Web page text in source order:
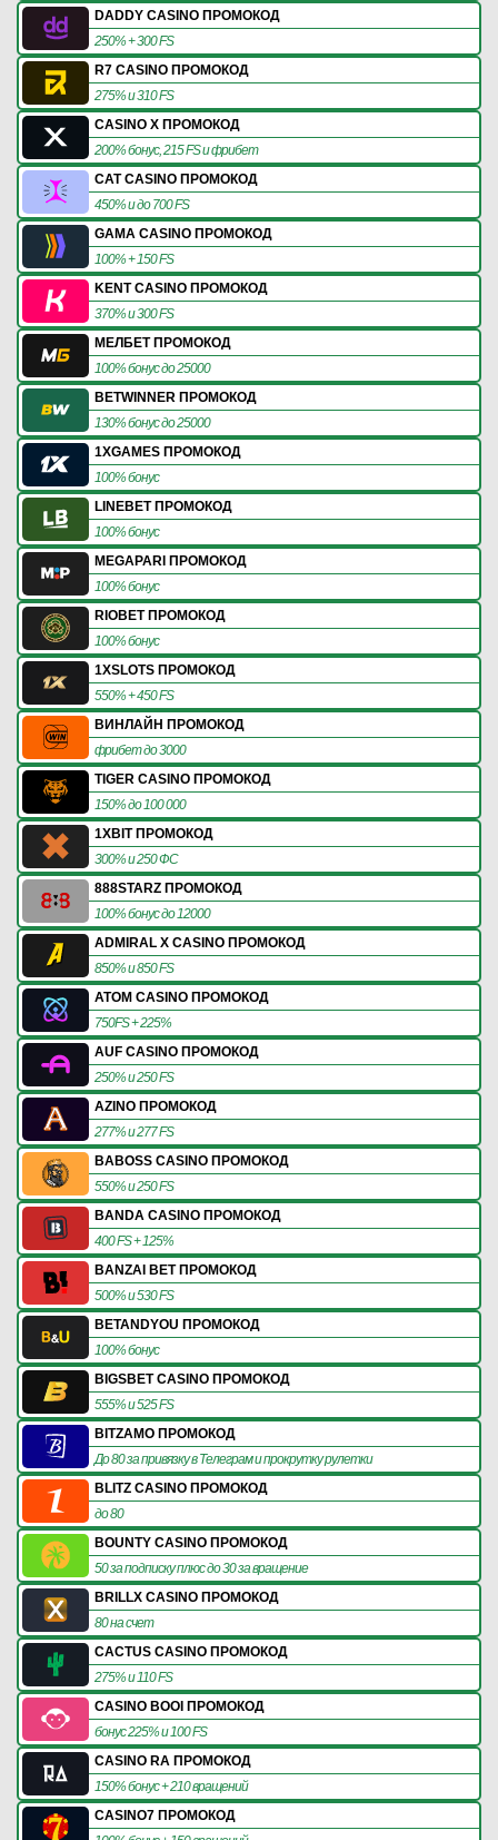
DADDY CASINO ПРОМОКОД
250% + 300 FS
R7 CASINO ПРОМОКОД
275% и 310 FS
CASINO X ПРОМОКОД
200% бонус, 215 FS и фрибет
CAT CASINO ПРОМОКОД
450% и до 700 FS
GAMA CASINO ПРОМОКОД
100% + 150 FS
KENT CASINO ПРОМОКОД
370% и 300 FS
МЕЛБЕТ ПРОМОКОД
100% бонус до 25000
BETWINNER ПРОМОКОД
130% бонус до 25000
1XGAMES ПРОМОКОД
100% бонус
LINEBET ПРОМОКОД
100% бонус
MEGAPARI ПРОМОКОД
100% бонус
RIOBET ПРОМОКОД
100% бонус
1XSLOTS ПРОМОКОД
550% + 450 FS
ВИНЛАЙН ПРОМОКОД
фрибет до 3000
TIGER CASINO ПРОМОКОД
150% до 100 000
1XBIT ПРОМОКОД
300% и 250 ФС
888STARZ ПРОМОКОД
100% бонус до 12000
ADMIRAL X CASINO ПРОМОКОД
850% и 850 FS
ATOM CASINO ПРОМОКОД
750FS + 225%
AUF CASINO ПРОМОКОД
250% и 250 FS
AZINO ПРОМОКОД
277% и 277 FS
BABOSS CASINO ПРОМОКОД
550% и 250 FS
BANDA CASINO ПРОМОКОД
400 FS + 125%
BANZAI BET ПРОМОКОД
500% и 530 FS
BETANDYOU ПРОМОКОД
100% бонус
BIGSBET CASINO ПРОМОКОД
555% и 525 FS
BITZAMO ПРОМОКОД
До 80 за привязку в Телеграм и прокрутку рулетки
BLITZ CASINO ПРОМОКОД
до 80
BOUNTY CASINO ПРОМОКОД
50 за подписку плюс до 30 за вращение
BRILLX CASINO ПРОМОКОД
80 на счет
CACTUS CASINO ПРОМОКОД
275% и 110 FS
CASINO BOOI ПРОМОКОД
бонус 225% и 100 FS
CASINO RA ПРОМОКОД
150% бонус + 210 вращений
CASINO7 ПРОМОКОД